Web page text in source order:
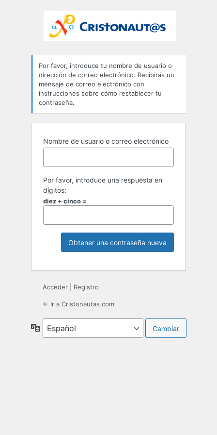
Por favor, introduce tu nombre de usuario o
dirección de correo electrónico. Recibirás un
mensaje de correo electrónico con
instrucciones sobre cómo restablecer tu
contraseña.
Nombre de usuario o correo electrónico
Por favor, introduce una respuesta en
dígitos:
diez + cinco =
Acceder Registro
← Ir a Cristonautas.com
Idioma